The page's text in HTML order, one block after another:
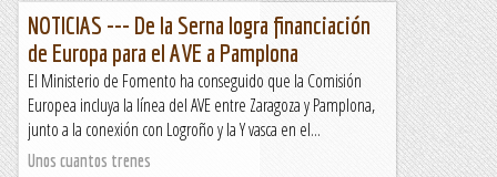
NOTICIAS --- De la Serna logra financiación
de Europa para el AVE a Pamplona
El Ministerio de Fomento ha conseguido que la Comisión
Europea incluya la línea del AVE entre Zaragoza y Pamplona,
junto a la conexión con Logroño y la Y vasca en el...
Unos cuantos trenes